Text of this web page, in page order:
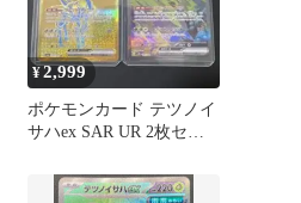
¥2,999
ポケモンカード テツノイ
サハex SAR UR 2枚セッ